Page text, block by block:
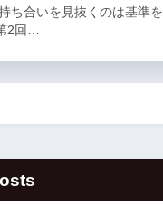
ち合いを見抜くのは基準を
2回…